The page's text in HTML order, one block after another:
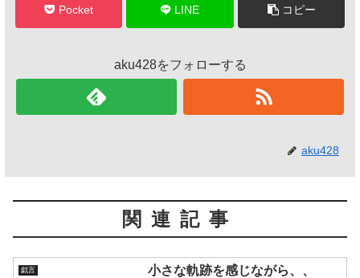
Pocket LINE コピー
aku428をフォローする
aku428
関連記事
戯言 小さな軌跡を感じながら、、